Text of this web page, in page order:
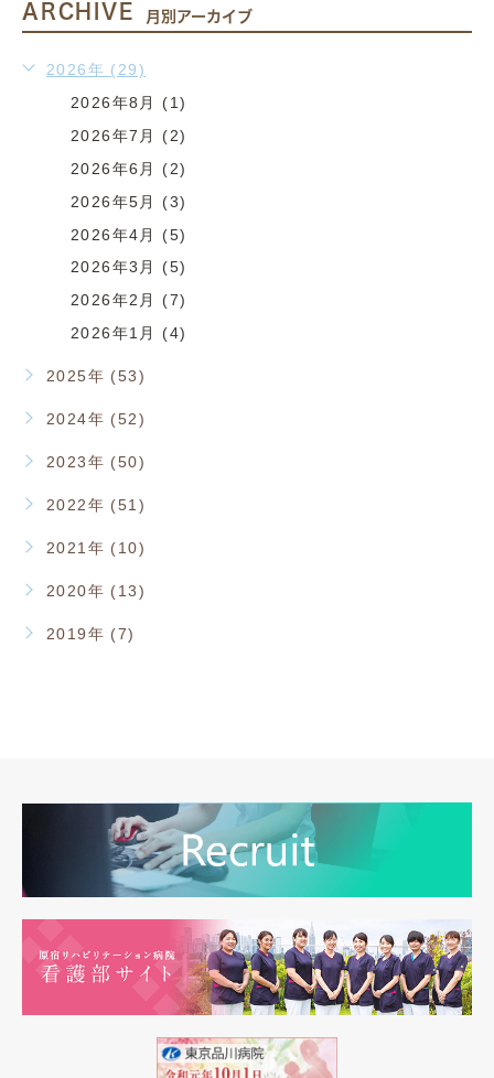
ARCHIVE 月別アーカイブ
2026年 (29)
2026年8月 (1)
2026年7月 (2)
2026年6月 (2)
2026年5月 (3)
2026年4月 (5)
2026年3月 (5)
2026年2月 (7)
2026年1月 (4)
2025年 (53)
2024年 (52)
2023年 (50)
2022年 (51)
2021年 (10)
2020年 (13)
2019年 (7)